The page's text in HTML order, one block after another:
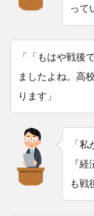
って
「「もはや戦後
ましたよね。高
ります」
「
『
も戦